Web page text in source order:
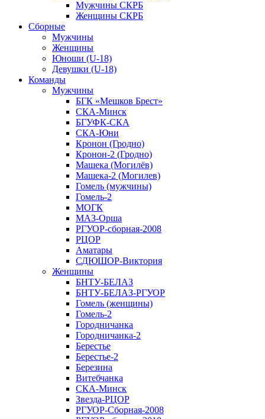
Мужчины СКРБ
Женщины СКРБ
Сборные
Мужчины
Женщины
Юноши (U-18)
Девушки (U-18)
Команды
Мужчины
БГК «Мешков Брест»
СКА-Минск
БГУФК-СКА
СКА-Юни
Кронон (Гродно)
Кронон-2 (Гродно)
Машека (Могилёв)
Машека-2 (Могилев)
Гомель (мужчины)
Гомель-2
МОГК
МАЗ-Орша
РГУОР-сборная-2008
РЦОР
Аматары
СДЮШОР-Виктория
Женщины
БНТУ-БЕЛАЗ
БНТУ-БЕЛАЗ-РГУОР
Гомель (женщины)
Гомель-2
Городничанка
Городничанка-2
Берестье
Берестье-2
Березина
Витебчанка
СКА-Минск
Звезда-РЦОР
РГУОР-Сборная-2008